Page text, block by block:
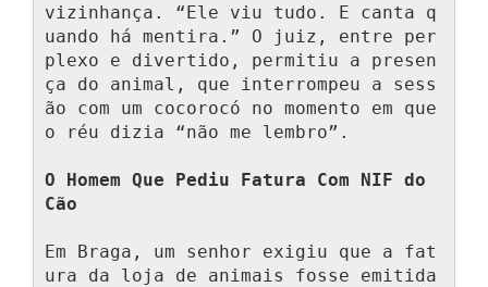
vizinhança. “Ele viu tudo. E canta q
uando há mentira.” O juiz, entre per
plexo e divertido, permitiu a presen
ça do animal, que interrompeu a sess
ão com um cocorocó no momento em que
o réu dizia “não me lembro”.
O Homem Que Pediu Fatura Com NIF do
Cão
Em Braga, um senhor exigiu que a fat
ura da loja de animais fosse emitida